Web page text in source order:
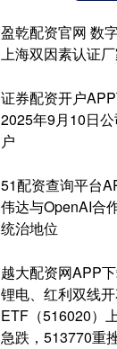
盈乾配资官网 数
上海双因素认证
证券配资开户
2025年9月10日
户
51配资查询平台
伟达与OpenAI合
统治地位
越大配资网APP
锂电、红利双线
ETF（516020）
急跌，513770重